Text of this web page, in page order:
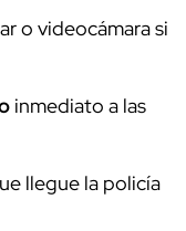
o videocámara si
inmediato a las
llegue la policía